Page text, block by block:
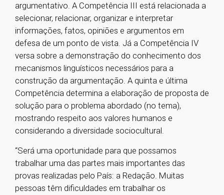
argumentativo. A Competência III está relacionada a
selecionar, relacionar, organizar e interpretar
informações, fatos, opiniões e argumentos em
defesa de um ponto de vista. Já a Competência IV
versa sobre a demonstração do conhecimento dos
mecanismos linguísticos necessários para a
construção da argumentação. A quinta e última
Competência determina a elaboração de proposta de
solução para o problema abordado (no tema),
mostrando respeito aos valores humanos e
considerando a diversidade sociocultural.
“Será uma oportunidade para que possamos
trabalhar uma das partes mais importantes das
provas realizadas pelo País: a Redação. Muitas
pessoas têm dificuldades em trabalhar os